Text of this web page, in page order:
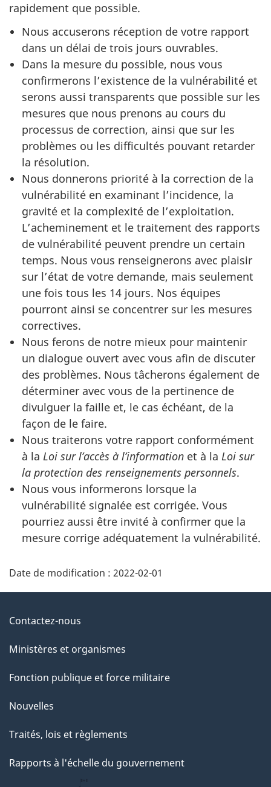
rapidement que possible.
Nous accuserons réception de votre rapport
dans un délai de trois jours ouvrables.
Dans la mesure du possible, nous vous
confirmerons l’existence de la vulnérabilité et
serons aussi transparents que possible sur les
mesures que nous prenons au cours du
processus de correction, ainsi que sur les
problèmes ou les difficultés pouvant retarder
la résolution.
Nous donnerons priorité à la correction de la
vulnérabilité en examinant l’incidence, la
gravité et la complexité de l’exploitation.
L’acheminement et le traitement des rapports
de vulnérabilité peuvent prendre un certain
temps. Nous vous renseignerons avec plaisir
sur l’état de votre demande, mais seulement
une fois tous les 14 jours. Nos équipes
pourront ainsi se concentrer sur les mesures
correctives.
Nous ferons de notre mieux pour maintenir
un dialogue ouvert avec vous afin de discuter
des problèmes. Nous tâcherons également de
déterminer avec vous de la pertinence de
divulguer la faille et, le cas échéant, de la
façon de le faire.
Nous traiterons votre rapport conformément
à la Loi sur l’accès à l’information et à la Loi sur
la protection des renseignements personnels.
Nous vous informerons lorsque la
vulnérabilité signalée est corrigée. Vous
pourriez aussi être invité à confirmer que la
mesure corrige adéquatement la vulnérabilité.
Date de modification : 2022-02-01
Au
sujet
du
gouvernement
Contactez-nous
Ministères et organismes
Fonction publique et force militaire
Nouvelles
Traités, lois et règlements
Rapports à l'échelle du gouvernement